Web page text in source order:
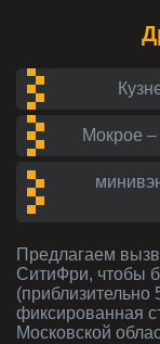
Мокрое –
Предлагаем
СитиФри, чтобы
(приблизительно
фиксированная
Московской